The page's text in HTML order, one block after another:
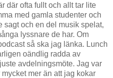
där ofta fullt och allt tar lite
med gamla studenter och
sagt och en del musik spelat,
lyssnare de har. Om
så ska jag länka. Lunch
oändlig radda av
avdelningsmöte. Jag var
mer än att jag kokar